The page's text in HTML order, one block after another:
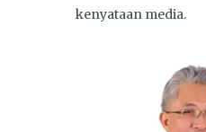
kenyataan media.